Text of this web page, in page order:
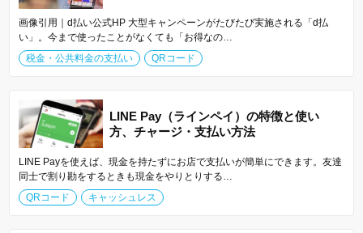
画像引用｜d払い公式HP 大型キャンペーンがたびたび実施される「d払
い」。今まで使ったことがなくても「お得なの…
税金・公共料金の支払い
QRコード
LINE Pay（ラインペイ）の特徴と使い
方、チャージ・支払い方法
LINE Payを使えば、現金を持たずにお店で支払いが簡単にできます。友達
同士で割り勘をするときも現金をやりとりする…
QRコード
キャッシュレス